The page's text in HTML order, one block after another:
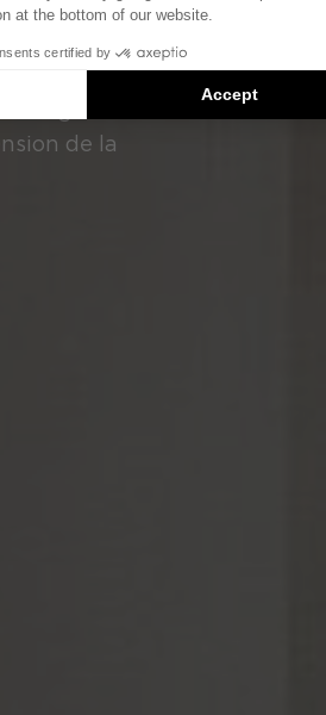
avec un
globale
de la